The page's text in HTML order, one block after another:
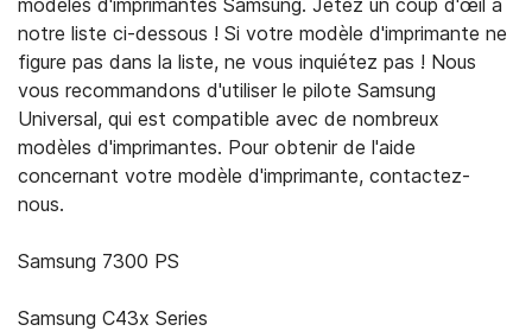
modèles d'imprimantes Samsung. Jetez un coup d'œil à
notre liste ci-dessous ! Si votre modèle d'imprimante ne
figure pas dans la liste, ne vous inquiétez pas ! Nous
vous recommandons d'utiliser le pilote Samsung
Universal, qui est compatible avec de nombreux
modèles d'imprimantes. Pour obtenir de l'aide
concernant votre modèle d'imprimante, contactez-
nous.
Samsung 7300 PS
Samsung C43x Series